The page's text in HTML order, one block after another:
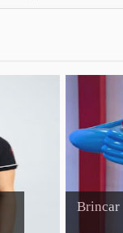
Brincar